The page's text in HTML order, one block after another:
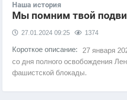
Наша история
Мы помним твой
27.01.2024 09:25 1374
Короткое описание:
27 января
со дня полного освобождения
фашистской блокады.